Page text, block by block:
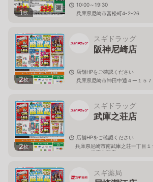
1枚
10:00～19:30
兵庫県尼崎市富松町4-2-26
2枚
スギドラッグ
阪神尼崎店
店舗HPをご確認ください
兵庫県尼崎市神田中通４ー１５７
2枚
スギドラッグ
武庫之荘店
店舗HPをご確認ください
兵庫県尼崎市南武庫之荘一丁
アシス武庫之荘店２Ｆ
スギ薬局